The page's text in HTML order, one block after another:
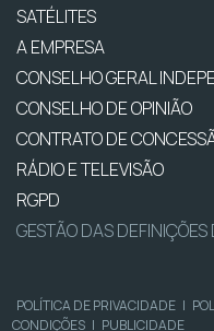
SATÉLITES
A EMPRESA
CONSELHO GERAL
CONSELHO DE OPINIÃO
CONTRATO DE
RÁDIO E TELEVISÃO
RGPD
GESTÃO DAS DEFINIÇÕES
POLÍTICA DE PRIVACIDADE |
CONDIÇÕES | PUBLICIDADE